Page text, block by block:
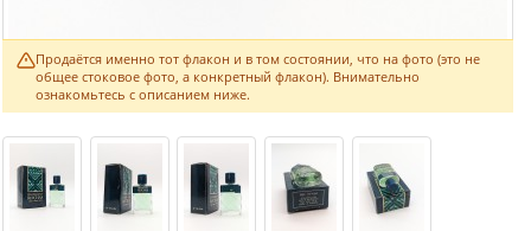
Продаётся именно тот флакон и в том состоянии, что на фото (это не
общее стоковое фото, а конкретный флакон). Внимательно
ознакомьтесь с описанием ниже.